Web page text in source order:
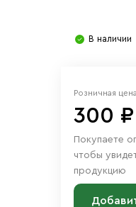
В наличии
Розничная цена
300 ₽
Покупаете
чтобы
продукцию